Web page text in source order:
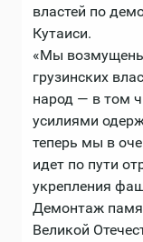
властей по
Кутаиси.
«Мы
грузинских
народ — в том
усилиями
теперь мы в
идет по пути
укрепления
Демонтаж
Великой